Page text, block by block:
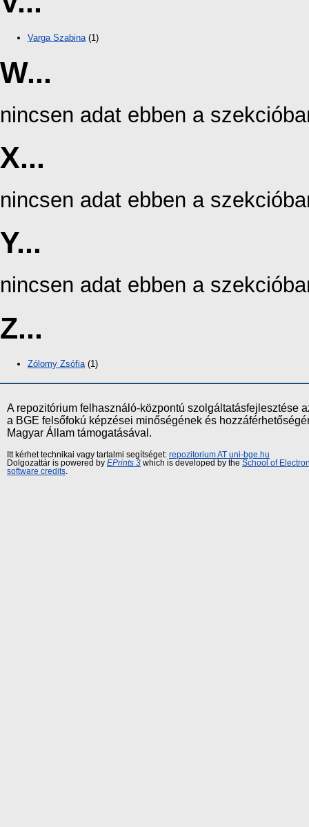
Varga Szabina (1)
W...
nincsen adat ebben a
X...
nincsen adat ebben a
Y...
nincsen adat ebben a
Z...
Zólomy Zsófia (1)
A repozitórium felhasználó-központú szolgáltatásfejlesztése
a BGE felsőfokú képzései minőségének és
Magyar Állam támogatásával.
Itt kérhet technikai vagy tartalmi segítséget: repozitorium AT uni-bge.hu
Dolgozattár is powered by EPrints 3 which is developed by the School of
software credits